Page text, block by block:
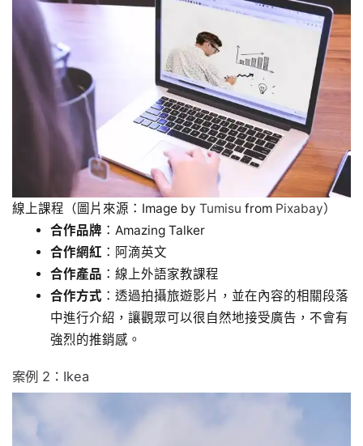
線上課程（圖片來源：Image by Tumisu from Pixabay）
合作品牌 ：Amazing Talker
合作網紅 ：阿滴英文
合作產品 ：線上外語家教課程
合作方式 ：透過拍攝旅遊影片，並在內容的相關段落
中進行介紹，讓觀眾可以很自然地接受廣告，不會有
強烈的推銷感。
案例 2：Ikea